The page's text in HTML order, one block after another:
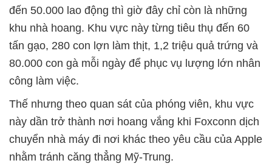
đến 50.000 lao động thì giờ đây chỉ còn là những
khu nhà hoang. Khu vực này từng tiêu thụ đến 60
tấn gạo, 280 con lợn làm thịt, 1,2 triệu quả trứng và
80.000 con gà mỗi ngày để phục vụ lượng lớn nhân
công làm việc.
Thế nhưng theo quan sát của phóng viên, khu vực
này dần trở thành nơi hoang vắng khi Foxconn dịch
chuyển nhà máy đi nơi khác theo yêu cầu của Apple
nhằm tránh căng thẳng Mỹ-Trung.